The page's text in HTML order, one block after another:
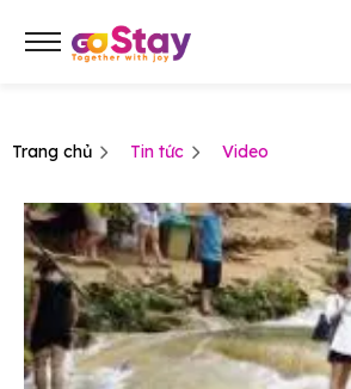
Trang chủ Tin tức Video